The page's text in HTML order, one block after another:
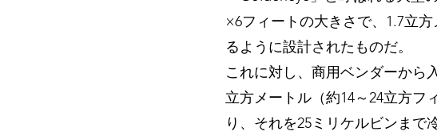
×6フィートの大きさで、1.7立
るように設計されたものだ。
これに対し、商用ベンダーから
立方メートル（約14～24立方フ
り、それを25ミリケルビンまで